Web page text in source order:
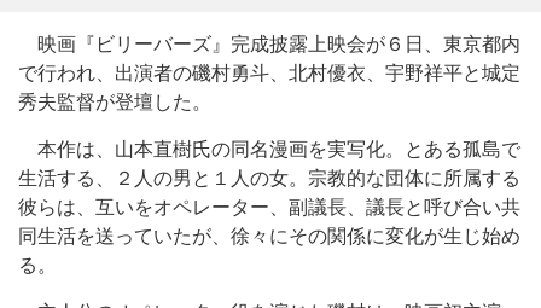
映画『ビリーバーズ』完成披露上映会が６日、東京都内
で行われ、出演者の磯村勇斗、北村優衣、宇野祥平と城定
秀夫監督が登壇した。
本作は、山本直樹氏の同名漫画を実写化。とある孤島で
生活する、２人の男と１人の女。宗教的な団体に所属する
彼らは、互いをオペレーター、副議長、議長と呼び合い共
同生活を送っていたが、徐々にその関係に変化が生じ始め
る。